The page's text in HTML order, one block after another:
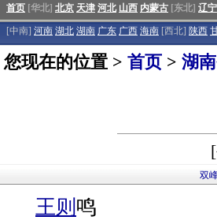
首页 [华北] 北京 天津 河北 山西 内蒙古 [东北] 辽宁
[中南] 河南 湖北 湖南 广东 广西 海南 [西北] 陕西
您现在的位置 > 首页 > 湖
双
王则 鸣